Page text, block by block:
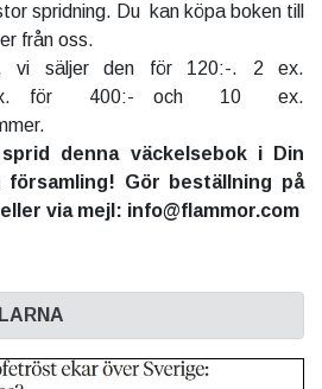
spridning. Du kan köpa boken till
från oss.
, vi säljer den för 120:-. 2 ex.
för 400:- och 10 ex.
denna väckelsebok i Din
församling! Gör beställning på
via mejl: info@flammor.com